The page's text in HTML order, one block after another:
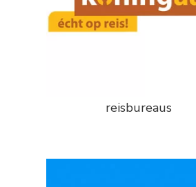
reisbureaus